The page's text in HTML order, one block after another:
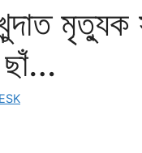
মৃত্যুক